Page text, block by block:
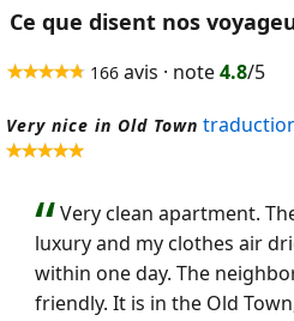
Ce que disent nos
166 avis · note4.8/5
Very nice in Old Town
Very clean apartment.
luxury and my clothes air
within one day. The
friendly. It is in the Old